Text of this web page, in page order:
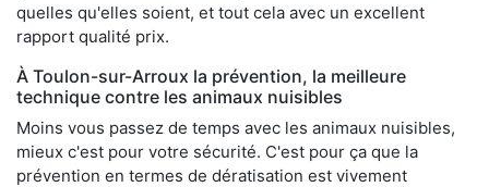
quelles qu'elles soient, et tout cela avec un excellent
rapport qualité prix.
À Toulon-sur-Arroux la prévention, la meilleure
technique contre les animaux nuisibles
Moins vous passez de temps avec les animaux nuisibles,
mieux c'est pour votre sécurité. C'est pour ça que la
prévention en termes de dératisation est vivement